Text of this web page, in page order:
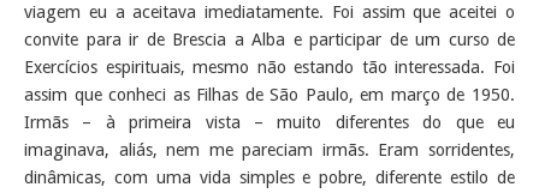
viagem eu a aceitava imediatamente. Foi assim que aceitei o
convite para ir de Brescia a Alba e participar de um curso de
Exercícios espirituais, mesmo não estando tão interessada. Foi
assim que conheci as Filhas de São Paulo, em março de 1950.
Irmãs – à primeira vista – muito diferentes do que eu
imaginava, aliás, nem me pareciam irmãs. Eram sorridentes,
dinâmicas, com uma vida simples e pobre, diferente estilo de